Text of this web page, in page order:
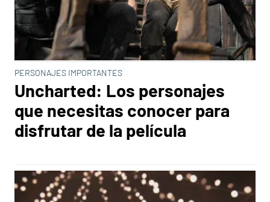
PERSONAJES IMPORTANTES
Uncharted: Los personajes
que necesitas conocer para
disfrutar de la película